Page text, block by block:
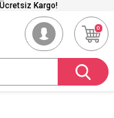
Kargo!
0